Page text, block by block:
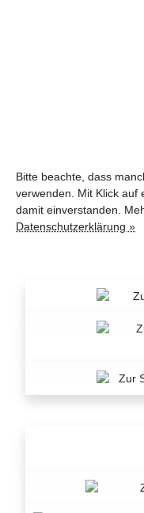
Bitte beachte, dass
verwenden. Mit Klick auf
damit einverstanden.
Datenschutzerklärung »